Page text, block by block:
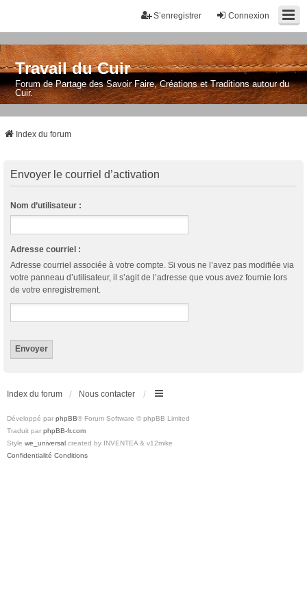
Connexion
S’enregistrer
Travail du Cuir
Forum de Partage des Savoir Faire, Créations et Traditions autour du
Cuir.
Index du forum
Envoyer le courriel d’activation
Nom d’utilisateur :
Adresse courriel :
Adresse courriel associée à votre compte. Si vous ne l’avez pas modifiée via
votre panneau d’utilisateur, il s’agit de l’adresse que vous avez fournie lors
de votre enregistrement.
Index du forum Nous contacter
Développé par phpBB® Forum Software © phpBB Limited
Traduit par phpBB-fr.com
Style we_universal created by INVENTEA & v12mike
Confidentialité Conditions